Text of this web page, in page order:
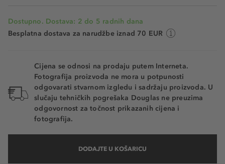
Dostupno. Dostava: 2 do 5 radnih dana
Besplatna dostava za narudžbe iznad 70 EUR
Cijena se odnosi na prodaju putem Interneta.
Fotografija proizvoda ne mora u potpunosti
odgovarati stvarnom izgledu i sadržaju proizvoda. U
slučaju tehničkih pogrešaka Douglas ne preuzima
odgovornost za točnost prikazanih cijena i
fotografija.
DODAJTE U KOŠARICU